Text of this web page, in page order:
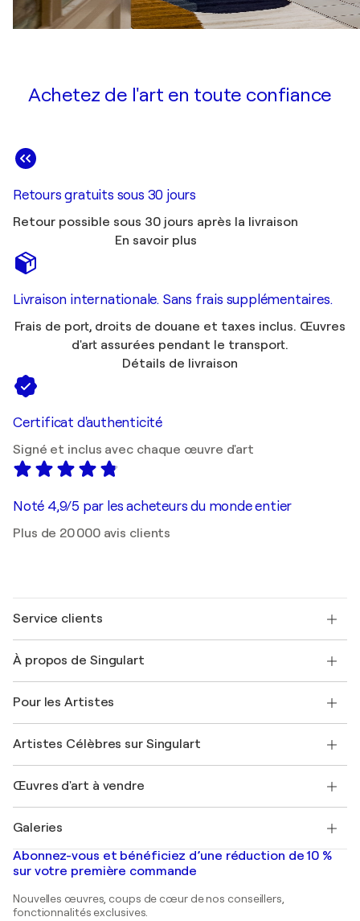
Achetez de l'art en toute confiance
Retours gratuits sous 30 jours
Retour possible sous 30 jours après la livraison
En savoir plus
Livraison internationale. Sans frais supplémentaires.
Frais de port, droits de douane et taxes inclus. Œuvres
d'art assurées pendant le transport.
Détails de livraison
Certificat d'authenticité
Signé et inclus avec chaque œuvre d'art
Noté 4,9/5 par les acheteurs du monde entier
Plus de 20 000 avis clients
Service clients
Expédition
Offrir une carte cadeau
Rejoignez notre programme commercial
Mon compte
+33 1 76 44 06 42
À propos de Singulart
FAQ
Magazine Singulart
Emplois
Découvrez une sélection d'art original
Pour les Artistes
Se connecter en tant qu'Artiste
Artistes Célèbres sur Singulart
Marc Chagall
Banksy
Mr. Brainwash
Shepard Fairey
Œuvres d'art à vendre
Tableaux abstraits à vendre
Peintures de paysage
Estampes
Peintures acryliques
Galeries
Galeries d'art en France
Galeries d'art en Belgique
Abonnez-vous et bénéficiez d’une réduction de 10 %
sur votre première commande
Nouvelles œuvres, coups de cœur de nos conseillers,
fonctionnalités exclusives.